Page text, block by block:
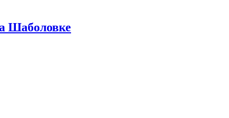
Шаболовке